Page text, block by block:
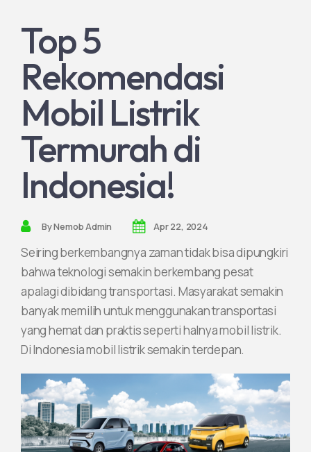
Top 5
Rekomendasi
Mobil Listrik
Termurah di
Indonesia!
ByNemob Admin Apr 22, 2024
Seiring berkembangnya zaman tidak bisa dipungkiri
bahwa teknologi semakin berkembang pesat
apalagi dibidang transportasi. Masyarakat semakin
banyak memilih untuk menggunakan transportasi
yang hemat dan praktis seperti halnya mobil listrik.
Di Indonesia mobil listrik semakin terdepan.